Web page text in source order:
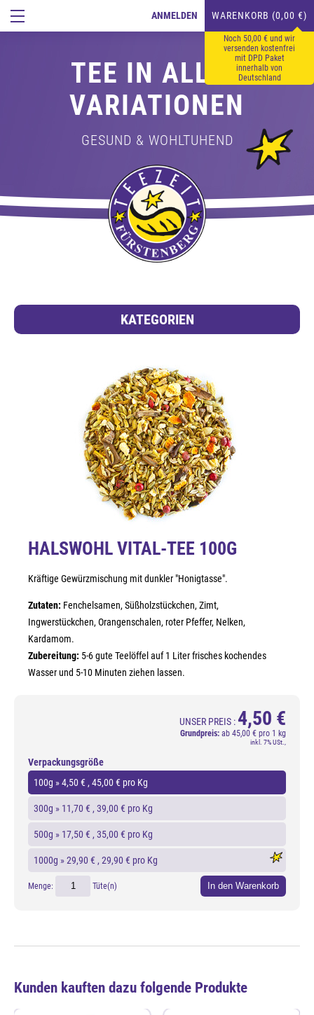
ANMELDEN WARENKORB (0,00 €)
Noch 50,00 € und wir
versenden kostenfrei
mit DPD Paket
innerhalb von
Deutschland
TEE IN ALLEN
VARIATIONEN
GESUND & WOHLTUHEND
KATEGORIEN
HALSWOHL VITAL-TEE 100G
Kräftige Gewürzmischung mit dunkler "Honigtasse".
Zutaten: Fenchelsamen, Süßholzstückchen, Zimt,
Ingwerstückchen, Orangenschalen, roter Pfeffer, Nelken,
Kardamom.
Zubereitung: 5-6 gute Teelöffel auf 1 Liter frisches kochendes
Wasser und 5-10 Minuten ziehen lassen.
UNSER PREIS : 4,50 €
Grundpreis: ab 45,00 € pro 1 kg
inkl. 7% USt.,
Verpackungsgröße
100g »4,50 € , 45,00 € pro Kg
300g » 11,70 € , 39,00 € pro Kg
500g » 17,50 € , 35,00 € pro Kg
1000g »29,90 € , 29,90 € pro Kg
Menge: Tüte(n) In den Warenkorb
Kunden kauften dazu folgende Produkte